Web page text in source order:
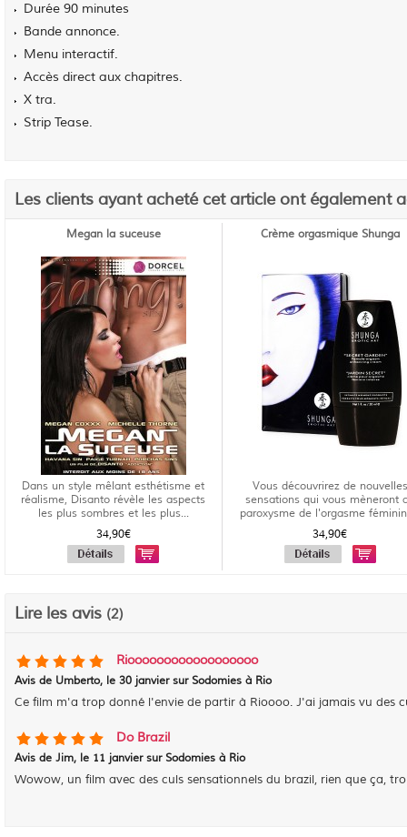
Durée 90 minutes
Bande annonce.
Menu interactif.
Accès direct aux chapitres.
X tra.
Strip Tease.
Les clients ayant acheté cet article ont également
Megan la suceuse
Dans un style mêlant esthétisme et
réalisme, Disanto révèle les aspects
les plus sombres et les plus...
34,90€
Crème orgasmique Shunga
Vous découvrirez de nouvelles
sensations qui vous mèneront
paroxysme de l'orgasme
uti...
34,90€
Lire les avis (2)
Rioooooooooooooooooo
Avis de Umberto, le 30 janvier sur Sodomies à Rio
Ce film m'a trop donné l'envie de partir à Rioooo. J'ai jamais vu des
Do Brazil
Avis de Jim, le 11 janvier sur Sodomies à Rio
Wowow, un film avec des culs sensationnels du brazil, rien que ça,